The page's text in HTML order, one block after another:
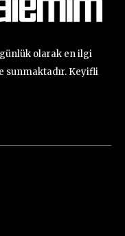
olarak en ilgi
sunmaktadır. Keyifli